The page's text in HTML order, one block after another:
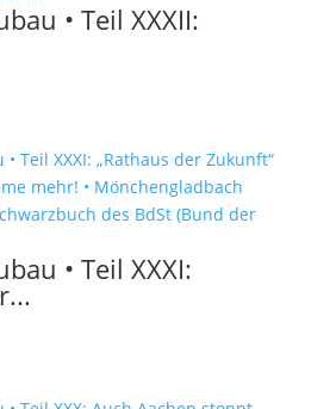
• Teil XXXII:
• Teil XXXI: